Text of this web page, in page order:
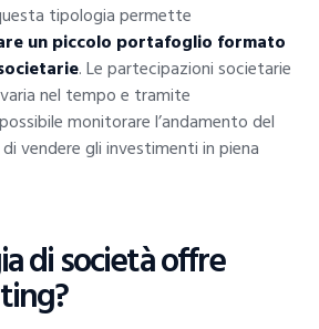
tipologia permette
un piccolo portafoglio formato
. Le partecipazioni societarie
nel tempo e tramite
monitorare l’andamento del
vendere gli investimenti in piena
di società offre